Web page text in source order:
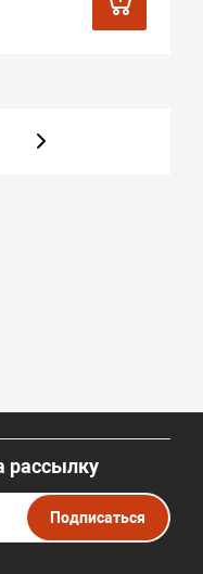
рассылку
Подписаться